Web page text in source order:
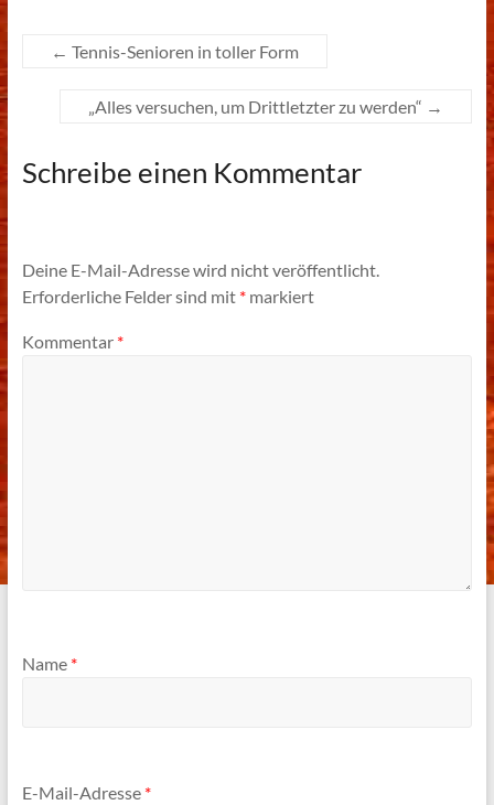
← Tennis-Senioren in toller Form
„Alles versuchen, um Drittletzter zu werden“ →
Schreibe einen Kommentar
Deine E-Mail-Adresse wird nicht veröffentlicht.
Erforderliche Felder sind mit *markiert
Kommentar *
Name *
E-Mail-Adresse *